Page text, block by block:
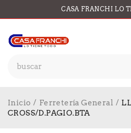
CASA FRANCHI LO
Inicio / Ferretería General /
CROSS/D.PAGIO.BTA